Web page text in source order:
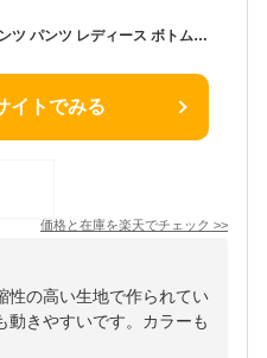
「楽すぎてズルい」ゆるワイドパンツ パンツ レディース ボトムス ■一部3月下旬入荷 ゆったり ゆる ワイドパンツ ワイド イージーパンツ ストレートパンツ ウエストゴム ゴム きれいめ シンプル ロング ストレッチ 楽 体型カバー 黒 春 夏 HUG.U
イトでみる
価格と在庫を楽天でチェック >>
性の高い生地で作られてい
動きやすいです。カラーも